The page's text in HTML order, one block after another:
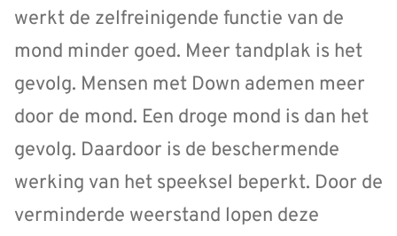
werkt de zelfreinigende functie van de
mond minder goed. Meer tandplak is het
gevolg. Mensen met Down ademen meer
door de mond. Een droge mond is dan het
gevolg. Daardoor is de beschermende
werking van het speeksel beperkt. Door de
verminderde weerstand lopen deze